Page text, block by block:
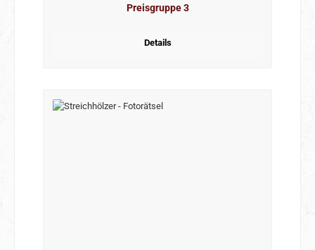
Preisgruppe 3
Details